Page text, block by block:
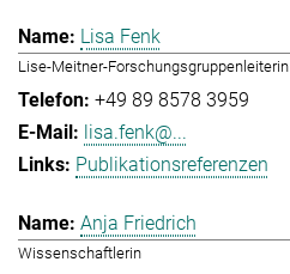
Lisa Fenk
Lise-Meitner-Forschungsgruppenleiterin
+49 89 8578 3959
lisa.fenk@...
Publikationsreferenzen
Anja Friedrich
Wissenschaftlerin